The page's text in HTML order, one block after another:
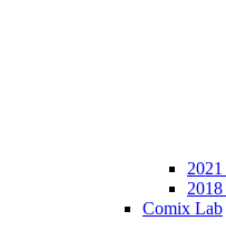
Comix Lab